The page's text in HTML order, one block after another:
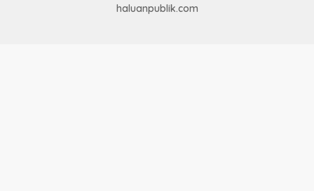
haluanpublik.com